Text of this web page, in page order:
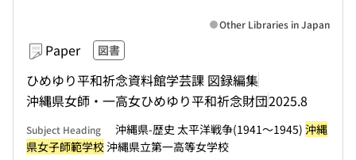
Paper 図書
ひめゆり平和祈念資料館学芸課 図録編集
沖縄県女師・一高女ひめゆり平和祈念財団2025.8
Other Libraries in Japan
Subject Heading 沖縄県-歴史 太平洋戦争(1941〜1945) 沖縄
県女子師範学校沖縄県立第一高等女学校